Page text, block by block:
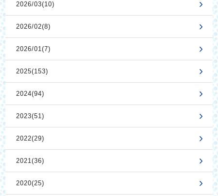
2026/03(10)
2026/02(8)
2026/01(7)
2025(153)
2024(94)
2023(51)
2022(29)
2021(36)
2020(25)